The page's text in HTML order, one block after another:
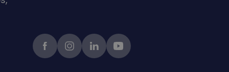
FacebookinstagramlinkedInYoutube